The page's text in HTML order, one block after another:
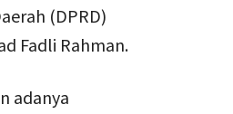
(DPRD)
Fadli Rahman.
adanya